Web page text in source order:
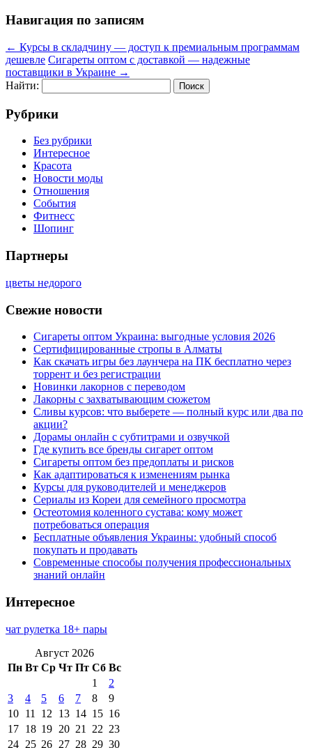
Навигация по записям
← Курсы в складчину — доступ к премиальным программам
дешевле Сигареты оптом с доставкой — надежные
поставщики в Украине →
Найти:
Рубрики
Без рубрики
Интересное
Красота
Новости моды
Отношения
События
Фитнесс
Шопинг
Партнеры
цветы недорого
Свежие новости
Сигареты оптом Украина: выгодные условия 2026
Сертифицированные стропы в Алматы
Как скачать игры без лаунчера на ПК бесплатно через
торрент и без регистрации
Новинки лакорнов с переводом
Лакорны с захватывающим сюжетом
Сливы курсов: что выберете — полный курс или два по
акции?
Дорамы онлайн с субтитрами и озвучкой
Где купить все бренды сигарет оптом
Сигареты оптом без предоплаты и рисков
Как адаптироваться к изменениям рынка
Курсы для руководителей и менеджеров
Сериалы из Кореи для семейного просмотра
Остеотомия коленного сустава: кому может
потребоваться операция
Бесплатные объявления Украины: удобный способ
покупать и продавать
Современные способы получения профессиональных
знаний онлайн
Интересное
чат рулетка 18+ пары
Август 2026
Пн Вт Ср Чт Пт Сб Вс
1
2
3
4 5 6 7 8
9
10 11 12 13 14 15 16
17 18 19 20 21 22 23
24 25 26 27 28 29 30